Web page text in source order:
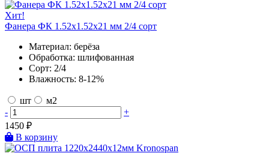
Хит!
Фанера ФК 1.52х1.52х21 мм 2/4 сорт
Материал: берёза
Обработка: шлифованная
Сорт: 2/4
Влажность: 8-12%
шт
м2
-
+
1450 ₽
В корзину